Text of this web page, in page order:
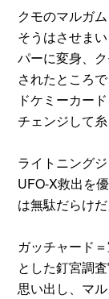
クモのマルガ
そうはさせま
パーに変身、
されたところ
ドケミーカー
チェンジして糸
ライトニング
UFO-X救出を
は無駄だらけ
ガッチャード
とした釘宮調
思い出し、マ